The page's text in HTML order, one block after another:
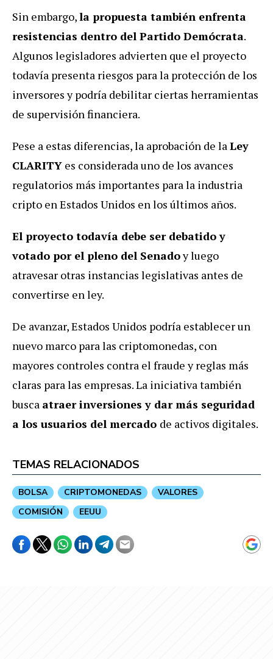
Sin embargo,la propuesta también enfrenta
resistencias dentro del Partido Demócrata.
Algunos legisladores advierten que el proyecto
todavía presenta riesgos para la protección de los
inversores y podría debilitar ciertas herramientas
de supervisión financiera.
Pese a estas diferencias, la aprobación de laLey
CLARITY es considerada uno de los avances
regulatorios más importantes para la industria
cripto en Estados Unidos en los últimos años.
El proyecto todavía debe ser debatido y
votado por el pleno del Senadoy luego
atravesar otras instancias legislativas antes de
convertirse en ley.
De avanzar, Estados Unidos podría establecer un
nuevo marco para las criptomonedas, con
mayores controles contra el fraude y reglas más
claras para las empresas.La iniciativa también
busca atraer inversiones y dar más seguridad
a los usuarios del mercado de activos digitales.
TEMAS RELACIONADOS
BOLSA CRIPTOMONEDAS
VALORES
COMISIÓN
EEUU